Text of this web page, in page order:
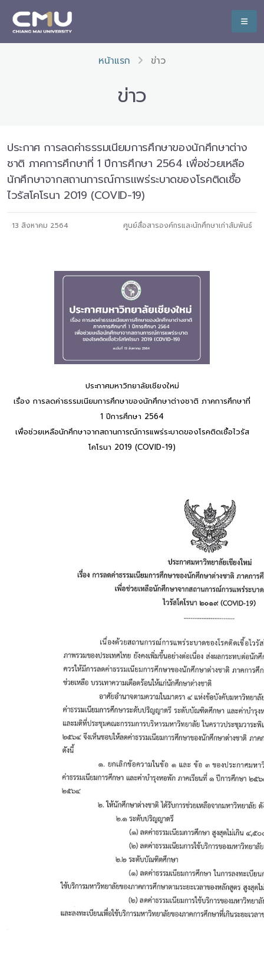
หน้าแรก ข่าว
ข่าว
ประกาศ การลดค่าธรรมเนียมการศึกษาของนักศึกษาต่าง
ชาติ ภาคการศึกษาที่ 1 ปีการศึกษา 2564 เพื่อช่วยเหลือ
นักศึกษาจากสถานการณ์การแพร่ระบาดของโรคติดเชื้อ
ไวรัสโคโรนา 2019 (COVID-19)
13 สิงหาคม 2564 ศูนย์สื่อสารองค์กรและนักศึกษาเก่าสัมพันธ์
ประกาศมหาวิทยาลัยเชียงใหม่
เรื่อง การลดค่าธรรมเนียมการศึกษาของนักศึกษาต่างชาติ ภาคการศึกษาที่
1 ปีการศึกษา 2564
เพื่อช่วยเหลือนักศึกษาจากสถานการณ์การแพร่ระบาดของโรคติดเชื้อไวรัส
โคโรนา 2019 (COVID-19)